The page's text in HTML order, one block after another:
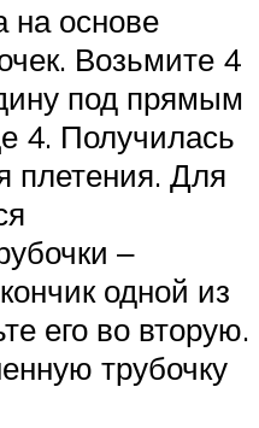
на основе
Возьмите 4
под прямым
4. Получилась
плетения. Для
‒
одной из
его во вторую.
трубочку